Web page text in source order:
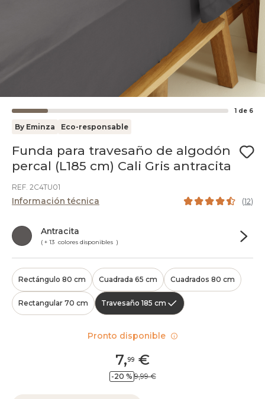
1 de 6
By Eminza Eco-responsable
Funda para travesaño de algodón
percal (L185 cm) Cali Gris antracita
REF. 2C4TU01
Información técnica (12)
Antracita
( + 13 colores disponibles )
Rectángulo 80 cm Cuadrada 65 cm Cuadrados 80 cm
Rectangular 70 cm Travesaño 185 cm
7,99 €
-20 % 9,99 €